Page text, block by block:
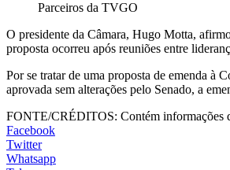
Parceiros da TVGO
O presidente da Câmara, Hugo Motta,
proposta ocorreu após reuniões entre
Por se tratar de uma proposta de emenda à
aprovada sem alterações pelo Senado, a
FONTE/CRÉDITOS: Contém informações
Facebook
Twitter
Whatsapp